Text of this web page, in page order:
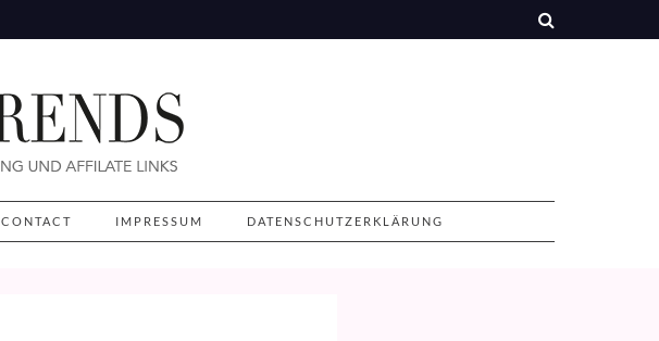
CONTACT IMPRESSUM DATENSCHUTZERKLÄRUNG